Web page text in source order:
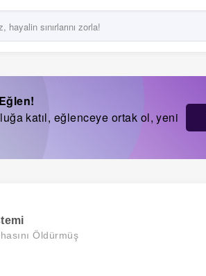
katıl, eğlenceye ortak ol, yeni
Öldürmüş